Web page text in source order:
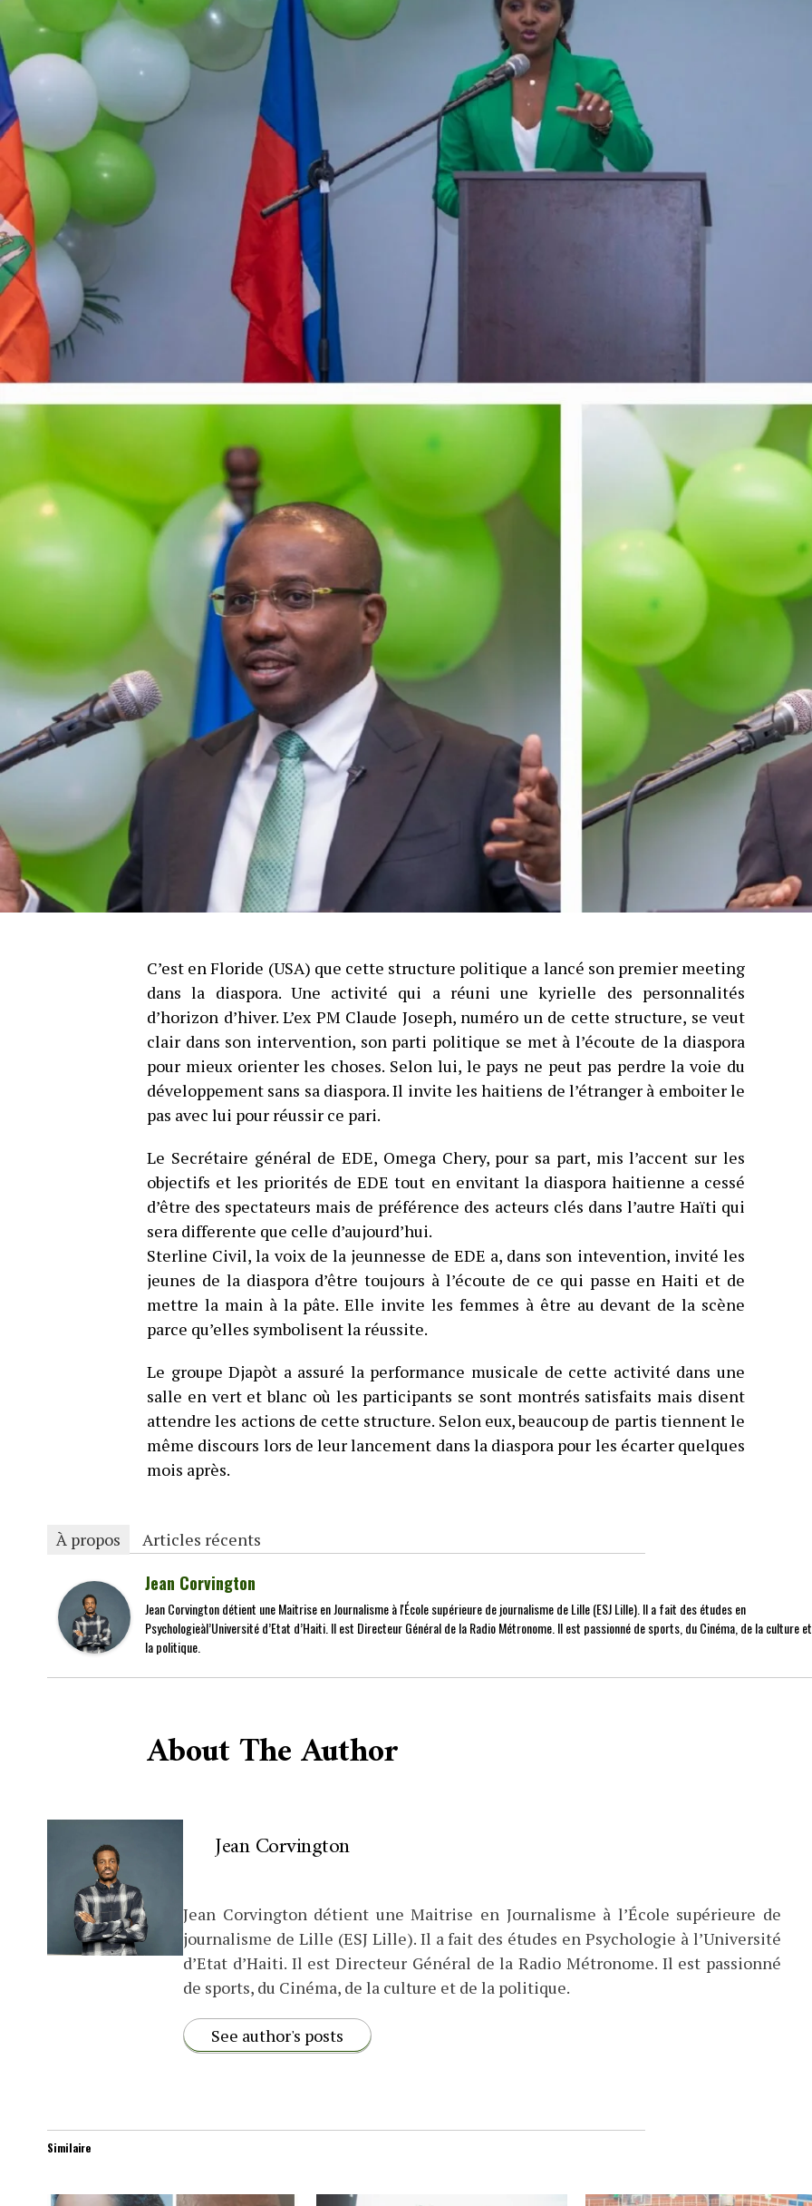
C’est en Floride (USA) que cette structure politique a lancé son premier meeting
dans la diaspora. Une activité qui a réuni une kyrielle des personnalités
d’horizon d’hiver. L’ex PM Claude Joseph, numéro un de cette structure, se veut
clair dans son intervention, son parti politique se met à l’écoute de la diaspora
pour mieux orienter les choses. Selon lui, le pays ne peut pas perdre la voie du
développement sans sa diaspora. Il invite les haitiens de l’étranger à emboiter le
pas avec lui pour réussir ce pari.
Le Secrétaire général de EDE, Omega Chery, pour sa part, mis l’accent sur les
objectifs et les priorités de EDE tout en envitant la diaspora haitienne a cessé
d’être des spectateurs mais de préférence des acteurs clés dans l’autre Haïti qui
sera differente que celle d’aujourd’hui.
Sterline Civil, la voix de la jeunnesse de EDE a, dans son intevention, invité les
jeunes de la diaspora d’être toujours à l’écoute de ce qui passe en Haiti et de
mettre la main à la pâte. Elle invite les femmes à être au devant de la scène
parce qu’elles symbolisent la réussite.
Le groupe Djapòt a assuré la performance musicale de cette activité dans une
salle en vert et blanc où les participants se sont montrés satisfaits mais disent
attendre les actions de cette structure. Selon eux, beaucoup de partis tiennent le
même discours lors de leur lancement dans la diaspora pour les écarter quelques
mois après.
À propos Articles récents
Jean Corvington
Jean Corvington détient une Maitrise en Journalisme à l'École supérieure de journalisme de Lille (ESJ Lille). Il a fait des études en
Psychologieàl’Université d’Etat d’Haiti. Il est Directeur Général de la Radio Métronome. Il est passionné de sports, du Cinéma, de la culture
la politique.
About The Author
Jean Corvington
Jean Corvington détient une Maitrise en Journalisme à l’École supérieure de
journalisme de Lille (ESJ Lille). Il a fait des études en Psychologie à l’Université
d’Etat d’Haiti. Il est Directeur Général de la Radio Métronome. Il est passionné
de sports, du Cinéma, de la culture et de la politique.
See author's posts
Similaire